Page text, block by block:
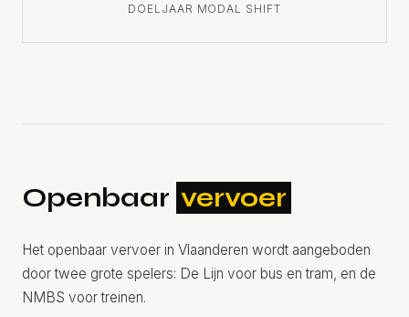
DOELJAAR MODAL SHIFT
Openbaar vervoer
Het openbaar vervoer in Vlaanderen wordt aangeboden
door twee grote spelers: De Lijn voor bus en tram, en de
NMBS voor treinen.